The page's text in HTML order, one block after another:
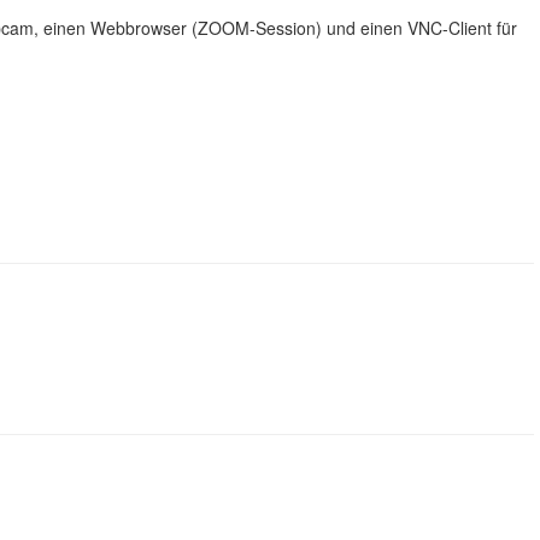
einen Webbrowser (ZOOM-Session) und einen VNC-Client für